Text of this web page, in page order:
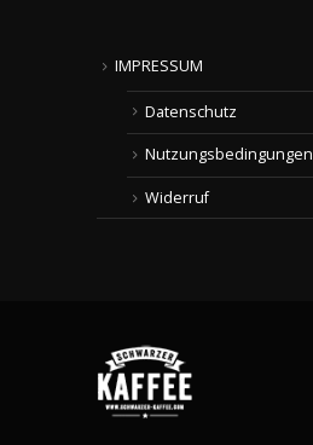
IMPRESSUM
Datenschutz
Nutzungsbedingungen
Widerruf